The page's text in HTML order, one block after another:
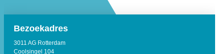
Bezoekadres
3011 AG Rotterdam
Coolsingel 104